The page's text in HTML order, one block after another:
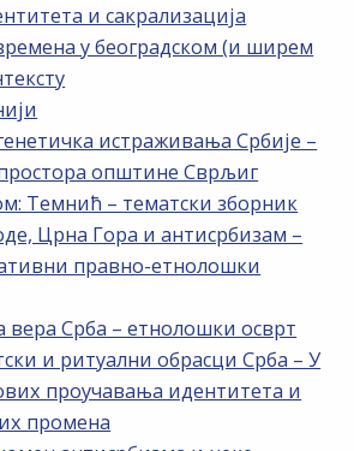
и сакрализација
у београдском (и ширем
истраживања Србије –
општине Сврљиг
Темнић – тематски зборник
Црна Гора и антисрбизам –
правно-етнолошки
вера Срба – етнолошки осврт
и ритуални обрасци Срба – У
проучавања идентитета и
промена